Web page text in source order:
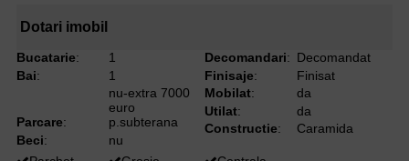
Dotari imobil
Bucatarie:
1
Bai: 1
Parcare:
nu-extra 7000
euro
p.subterana
Beci: nu
Decomandari: Decomandat
Finisaje:
Finisat
Mobilat:
da
Utilat:
da
Constructie: Caramida